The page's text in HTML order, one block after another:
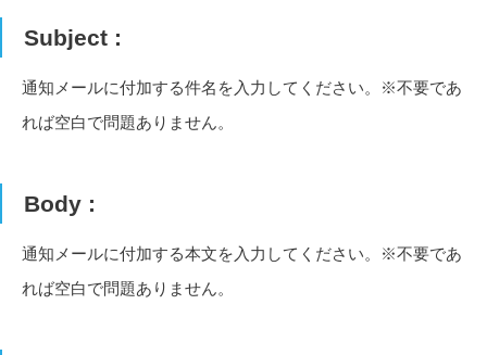
Subject :
通知メールに付加する件名を入力してください。※不要であ
れば空白で問題ありません。
Body :
通知メールに付加する本文を入力してください。※不要であ
れば空白で問題ありません。